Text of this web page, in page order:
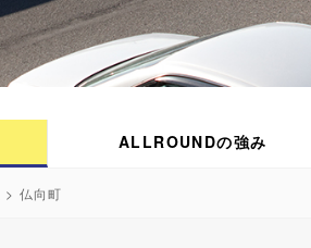
ALLROUNDの強み
> 仏向町